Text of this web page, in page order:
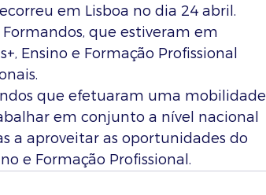
em Lisboa no dia 24 abril.
que estiveram em
Ensino e Formação Profissional
que efetuaram uma mobilidade
em conjunto a nível nacional
a aproveitar as oportunidades do
e Formação Profissional.